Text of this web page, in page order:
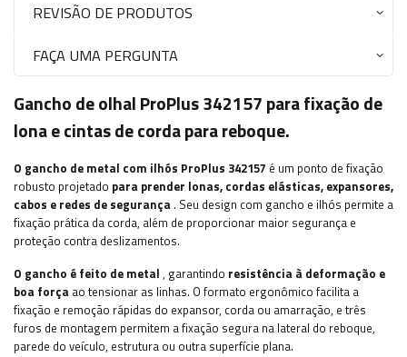
REVISÃO DE PRODUTOS
FAÇA UMA PERGUNTA
Gancho de olhal ProPlus 342157 para fixação de
lona e cintas de corda para reboque.
O gancho de metal com ilhós ProPlus 342157 é um ponto de fixação
robusto projetado para prender lonas, cordas elásticas, expansores,
cabos e redes de segurança . Seu design com gancho e ilhós permite a
fixação prática da corda, além de proporcionar maior segurança e
proteção contra deslizamentos.
O gancho é feito de metal , garantindo resistência à deformação e
boa força ao tensionar as linhas. O formato ergonômico facilita a
fixação e remoção rápidas do expansor, corda ou amarração, e três
furos de montagem permitem a fixação segura na lateral do reboque,
parede do veículo, estrutura ou outra superfície plana.